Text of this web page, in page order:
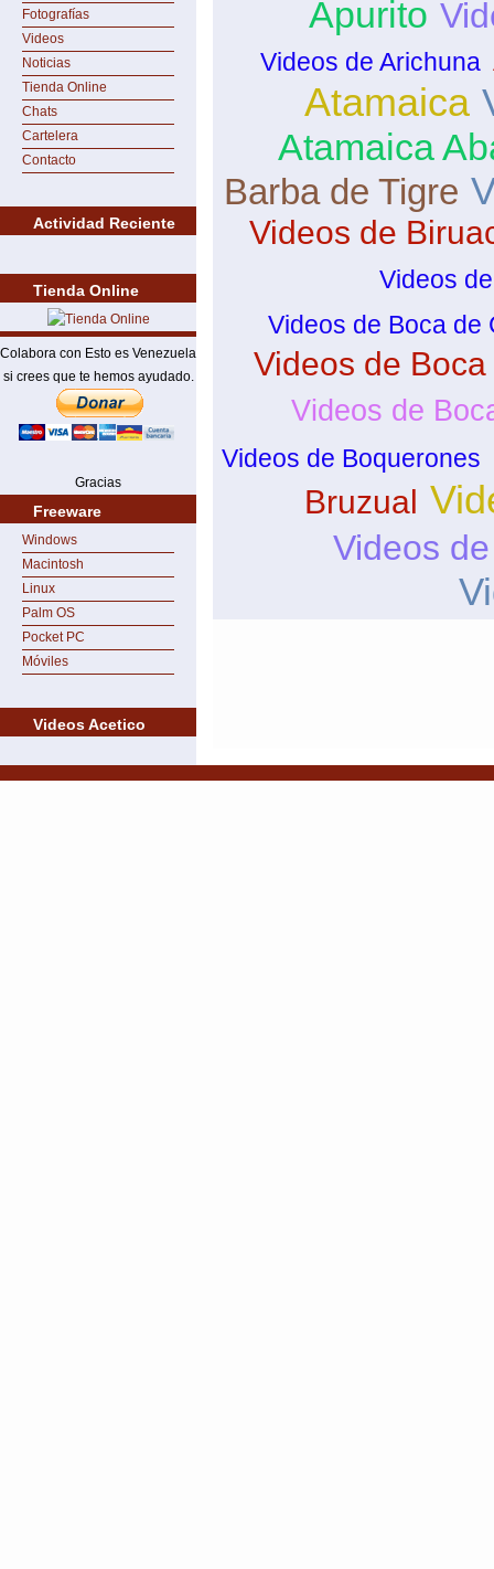
Fotografías
Videos
Noticias
Tienda Online
Chats
Cartelera
Contacto
Actividad Reciente
Tienda Online
Colabora con Esto es Venezuela
si crees que te hemos ayudado.
Gracias
Freeware
Windows
Macintosh
Linux
Palm OS
Pocket PC
Móviles
Videos Acetico
Apurito
Videos de Arichuna
Atamaica
Atamaica
Barba de Tigre
Videos de
Videos
Videos de Boca de
Videos de
Videos de
Videos de Boquerones
Bruzual
Videos